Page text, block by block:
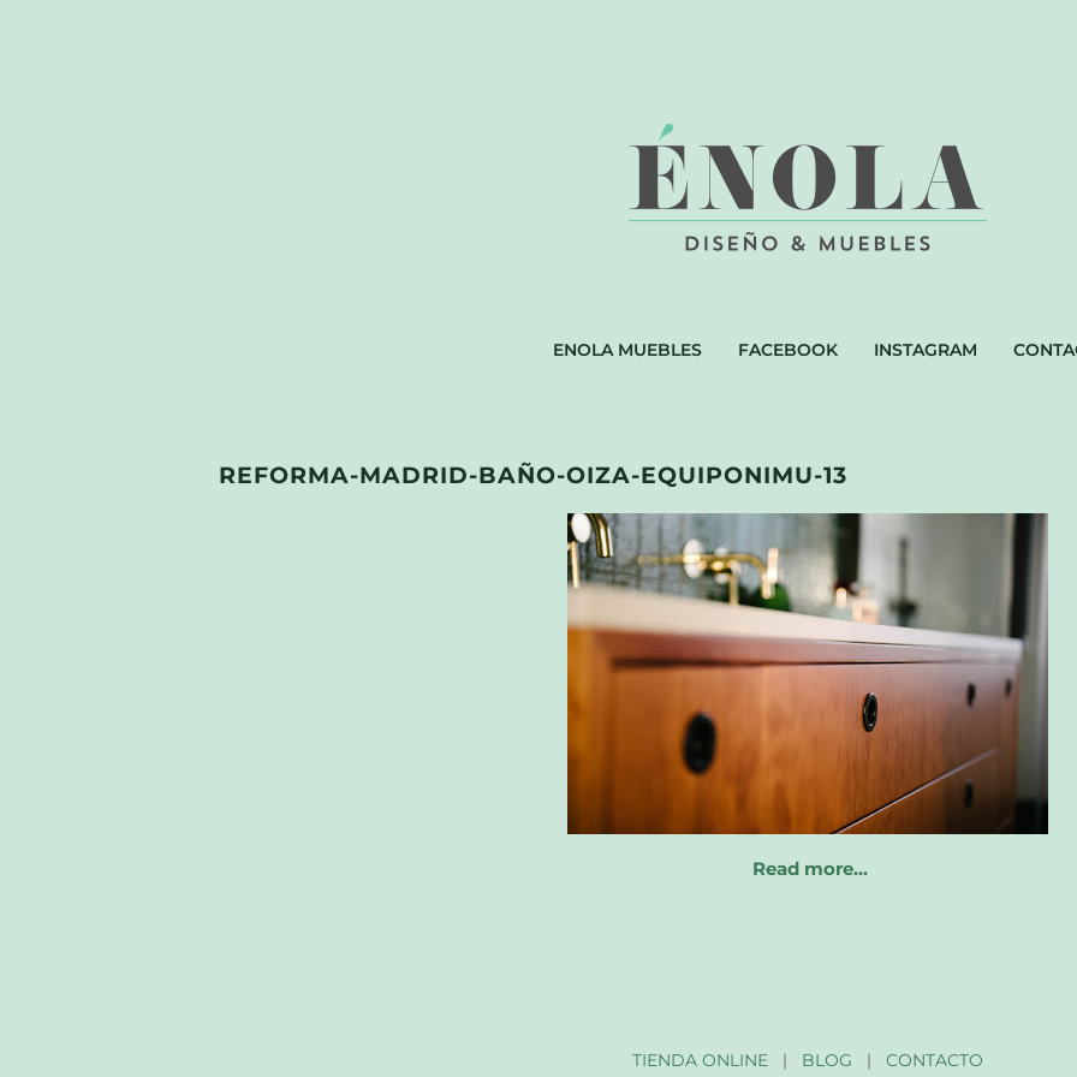
ENOLA MUEBLES FACEBOOK INSTAGRAM
REFORMA-MADRID-BAÑO-OIZA-EQUIPONIMU-13
Read more…
TIENDA ONLINE | BLOG | CONTACTO